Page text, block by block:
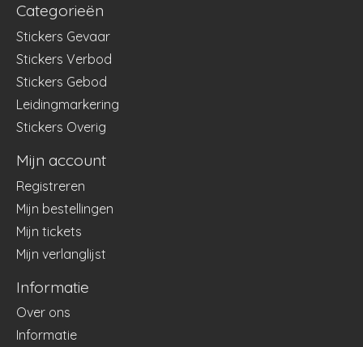
Categorieën
Stickers Gevaar
Stickers Verbod
Stickers Gebod
Leidingmarkering
Stickers Overig
Mijn account
Registreren
Mijn bestellingen
Mijn tickets
Mijn verlanglijst
Informatie
Over ons
Informatie